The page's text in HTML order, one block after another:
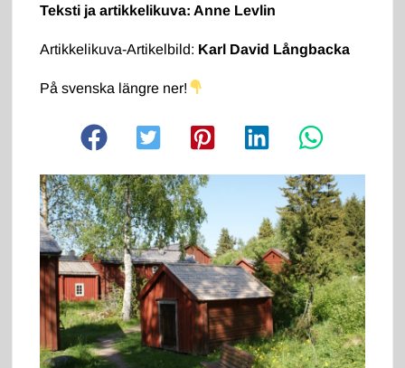
Teksti ja artikkelikuva: Anne Levlin
Artikkelikuva-Artikelbild: Karl David Långbacka
På svenska längre ner!